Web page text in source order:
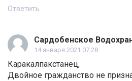
Ответить
Сардобенское
14 января 2021 07:28
Каракалпакстанец,
Двойное гражданство не